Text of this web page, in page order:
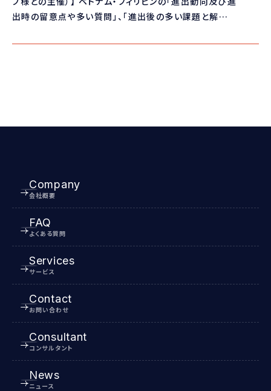
出時の留意点や多い質問」、「進出後の多い課題と解決
Company
会社概要
FAQ
よくある質問
Services
サービス
Contact
お問い合わせ
Consultant
コンサルタント
News
ニュース